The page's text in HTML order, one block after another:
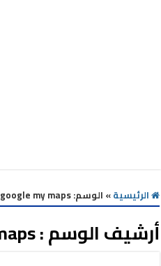
الرئيسية» الوسم:google my maps
أرشيف الوسم :